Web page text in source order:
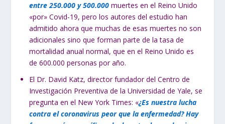
entre 250.000 y 500.000 muertes en el Reino Unido
«por» Covid-19, pero los autores del estudio han
admitido ahora que muchas de esas muertes no son
adicionales sino que forman parte de la tasa de
mortalidad anual normal, que en el Reino Unido es
de 600.000 personas por año.
El Dr. David Katz, director fundador del Centro de
Investigación Preventiva de la Universidad de Yale, se
pregunta en el New York Times: «¿Es nuestra lucha
contra el coronavirus peor que la enfermedad? Hay